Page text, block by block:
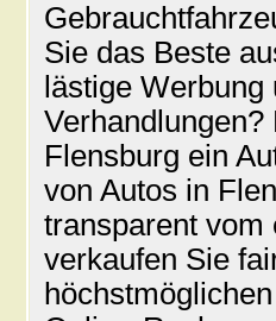
Sie das Beste
lästige
Flensburg ein
von Autos in
transparent vom
verkaufen Sie